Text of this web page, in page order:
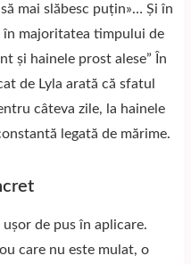
mai slăbesc puțin»… Și în
în majoritatea timpului de
și hainele prost alese” În
de Lyla arată că sfatul
câteva zile, la hainele
legată de mărime.
de pus în aplicare.
care nu este mulat, o